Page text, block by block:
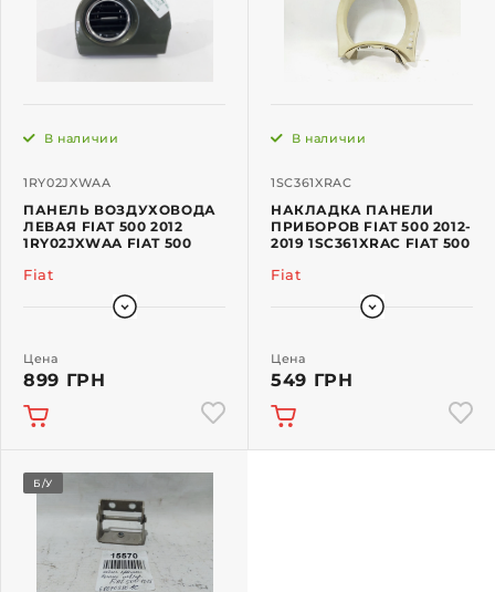
1RY02JXWAA
В наличии
ПАНЕЛЬ ВОЗДУХОВОДА
ЛЕВАЯ FIAT 500 2012
1RY02JXWAA FIAT 500
Fiat
Цена
899 ГРН
1SC361XRAC
В наличии
НАКЛАДКА ПАНЕЛИ
ПРИБОРОВ FIAT 500 2012-
2019 1SC361XRAC FIAT 500
Fiat
Цена
549 ГРН
Б/У